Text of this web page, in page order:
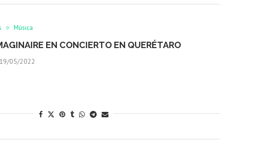
Música
EN CONCIERTO EN QUERÉTARO
19/05/2022